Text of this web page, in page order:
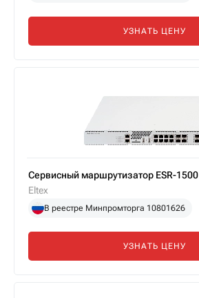
УЗНАТЬ ЦЕНУ
Сервисный маршрутизатор ESR-1500
Eltex
В реестре Минпромторга 10801626
УЗНАТЬ ЦЕНУ